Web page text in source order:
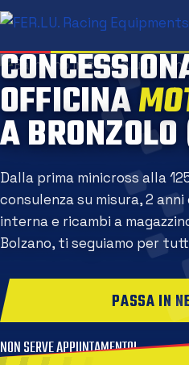
OFFICINA
A
Dalla prima minicross alla
consulenza su misura, 2
interna e ricambi a
Bolzano, ti seguiamo per
PASSA IN
NON SERVE APPUNTAMENTO!